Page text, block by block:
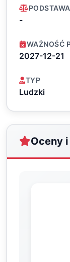
-
WAŻNOŚĆ
2027-12-21
TYP
Ludzki
Oceny